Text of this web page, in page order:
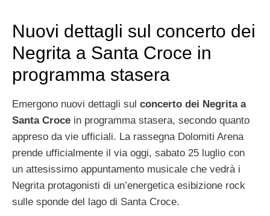
Nuovi dettagli sul concerto dei
Negrita a Santa Croce in
programma stasera
Emergono nuovi dettagli sul concerto dei Negrita a
Santa Croce in programma stasera, secondo quanto
appreso da vie ufficiali. La rassegna Dolomiti Arena
prende ufficialmente il via oggi, sabato 25 luglio con
un attesissimo appuntamento musicale che vedrà i
Negrita protagonisti di un’energetica esibizione rock
sulle sponde del lago di Santa Croce.